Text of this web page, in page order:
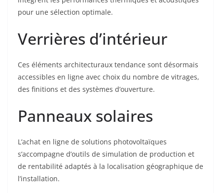
pour une sélection optimale.
Verrières d’intérieur
Ces éléments architecturaux tendance sont désormais
accessibles en ligne avec choix du nombre de vitrages,
des finitions et des systèmes d’ouverture.
Panneaux solaires
L’achat en ligne de solutions photovoltaïques
s’accompagne d’outils de simulation de production et
de rentabilité adaptés à la localisation géographique de
l’installation.